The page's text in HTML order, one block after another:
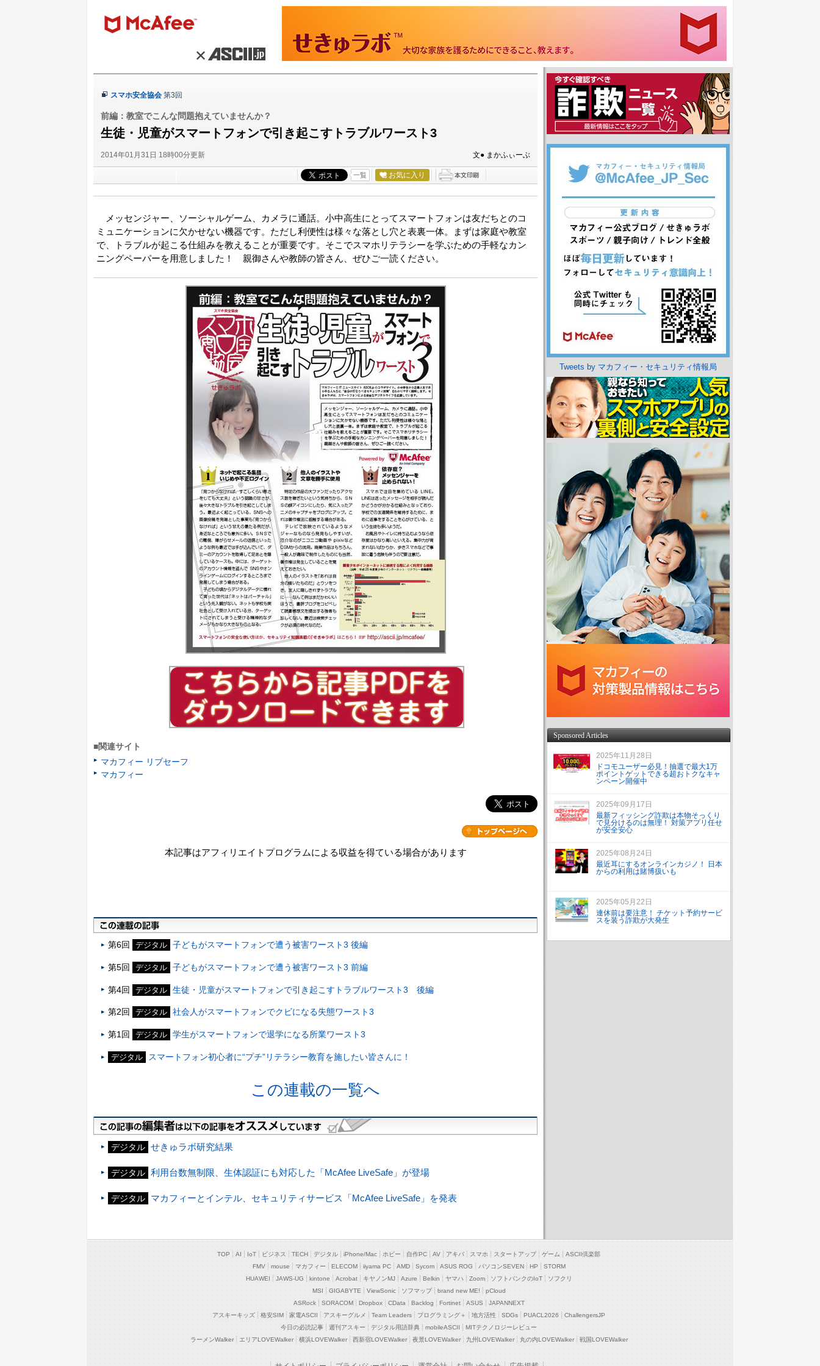
スマホ安全協会 第3回
前編：教室でこんな問題抱えていませんか？
生徒・児童がスマートフォンで引き起こすトラブルワースト3
2014年01月31日 18時00分更新 文● まかふぃーぶ
一覧 お気に入り
メッセンジャー、ソーシャルゲーム、カメラに通話。小中高生にとってスマートフォンは友だちとのコ
ミュニケーションに欠かせない機器です。ただし利便性は様々な落とし穴と表裏一体。まずは家庭や教室
で、トラブルが起こる仕組みを教えることが重要です。そこでスマホリテラシーを学ぶための手軽なカン
ニングペーパーを用意しました！ 親御さんや教師の皆さん、ぜひご一読ください。
■関連サイト
マカフィー リブセーフ
マカフィー
本記事はアフィリエイトプログラムによる収益を得ている場合があります
第6回 デジタル 子どもがスマートフォンで遭う被害ワースト3 後編
第5回 デジタル 子どもがスマートフォンで遭う被害ワースト3 前編
第4回 デジタル 生徒・児童がスマートフォンで引き起こすトラブルワースト3 後編
第2回 デジタル 社会人がスマートフォンでクビになる失態ワースト3
第1回 デジタル 学生がスマートフォンで退学になる所業ワースト3
デジタル スマートフォン初心者に“プチ”リテラシー教育を施したい皆さんに！
この連載の一覧へ
デジタル せきゅラボ研究結果
デジタル 利用台数無制限、生体認証にも対応した「McAfee LiveSafe」が登場
デジタル マカフィーとインテル、セキュリティサービス「McAfee LiveSafe」を発表
Tweets by マカフィー・セキュリティ情報局
Sponsored Articles
2025年11月28日
ドコモユーザー必見！抽選で最大1万
ポイントゲットできる超おトクなキャ
ンペーン開催中
2025年09月17日
最新フィッシング詐欺は本物そっくり
で見分けるのは無理！ 対策アプリ任せ
が安全安心
2025年08月24日
最近耳にするオンラインカジノ！ 日本
からの利用は賭博扱いも
2025年05月22日
連休前は要注意！ チケット予約サービ
スを装う詐欺が大発生
TOP AI IoT ビジネス TECH デジタル iPhone/Mac ホビー 自作PC AV アキバ スマホ スタートアップ ゲーム
ASCII倶楽部
FMV
mouse マカフィー ELECOM iiyama PC AMD Sycom ASUS ROG パソコンSEVEN HP
STORM
HUAWEI
JAWS-UG kintone Acrobat キヤノンMJ Azure Belkin ヤマハ Zoom ソフトバンクのIoT
ソフクリ
MSI
GIGABYTE ViewSonic ソフマップ brand new ME!
pCloud
ASRock
SORACOM Dropbox CData Backlog Fortinet ASUS
JAPANNEXT
アスキーキッズ
格安SIM 家電ASCII アスキーグルメ Team Leaders プログラミング＋ 地方活性 SDGs PUACL2026
ChallengersJP
今日の必読記事
週刊アスキー デジタル用語辞典 mobileASCII
MITテクノロジーレビュー
ラーメンWalker
エリアLOVEWalker 横浜LOVEWalker 西新宿LOVEWalker 夜景LOVEWalker 九州LOVEWalker 丸の内LOVEWalker 戦国LOVEWalker